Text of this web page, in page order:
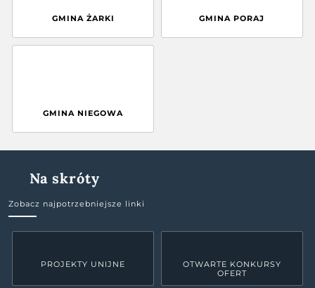
GMINA ŻARKI GMINA PORAJ
GMINA NIEGOWA
Na skróty
Zobacz najpotrzebniejsze linki
PROJEKTY UNIJNE
OTWARTE KONKURSY
OFERT